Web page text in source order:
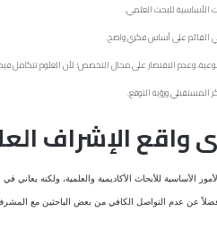
الأساسية للبحث العلمي.
القائم على أساس فكري واضح.
وعدم الاقتصار على مجال التخصص؛ لأن العلوم تتكامل
المستقبلي ورؤية التوقع.
واقع الإشراف
الأساسية للأبحاث الأكاديمية والعلمية، ولكنه
عن عدم التواصل الكافي من بعض الباحثين مع